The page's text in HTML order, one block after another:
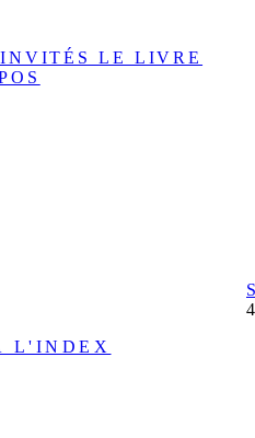
INVITÉSLE LIVRE
L'INDEX